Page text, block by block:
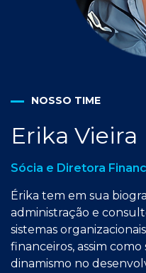
NOSSO TIME
Erika Vieira
Sócia e Diretora
Érika tem em sua
administração e
sistemas
financeiros, assim
dinamismo no